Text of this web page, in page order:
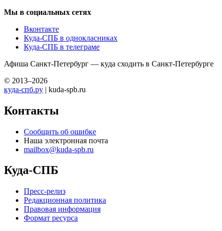
Мы в социальных сетях
Вконтакте
Куда-СПБ в однокласниках
Куда-СПБ в телеграме
Афиша Санкт-Петербург — куда сходить в Санкт-Петербурге
© 2013–2026
куда-спб.ру | kuda-spb.ru
Контакты
Сообщить об ошибке
Наша электронная почта
mailbox@kuda-spb.ru
Куда-СПБ
Пресс-релиз
Редакционная политика
Правовая информация
Формат ресурса